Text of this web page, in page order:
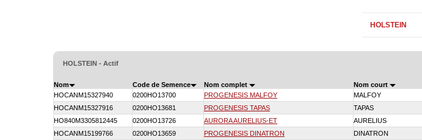
HOLSTEIN
HOLSTEIN - Actif
Nom Code de Semence Nom complet Nom court
HOCANM15327940
0200HO13700 PROGENESIS MALFOY MALFOY
HOCANM15327916
0200HO13681 PROGENESIS TAPAS TAPAS
HO840M3305812445
0200HO13726 AURORA AURELIUS-ET AURELIUS
HOCANM15199766
0200HO13659 PROGENESIS DINATRON DINATRON